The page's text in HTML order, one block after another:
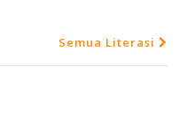
Semua Literasi